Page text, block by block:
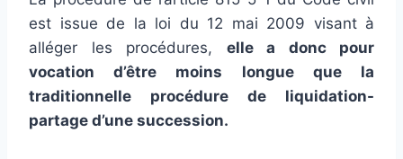
est issue de la loi du 12 mai 2009 visant à
alléger les procédures, elle a donc pour
vocation d’être moins longue que la
traditionnelle procédure de liquidation-
partage d’une succession.